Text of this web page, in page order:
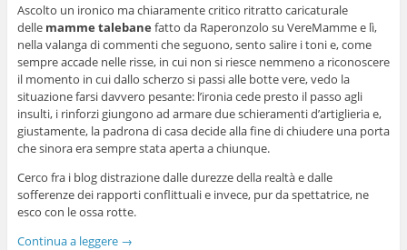
Ascolto un ironico ma chiaramente critico ritratto caricaturale
delle mamme talebane fatto da Raperonzolo su VereMamme e lì,
nella valanga di commenti che seguono, sento salire i toni e, come
sempre accade nelle risse, in cui non si riesce nemmeno a riconoscere
il momento in cui dallo scherzo si passi alle botte vere, vedo la
situazione farsi davvero pesante: l’ironia cede presto il passo agli
insulti, i rinforzi giungono ad armare due schieramenti d’artiglieria e,
giustamente, la padrona di casa decide alla fine di chiudere una porta
che sinora era sempre stata aperta a chiunque.
Cerco fra i blog distrazione dalle durezze della realtà e dalle
sofferenze dei rapporti conflittuali e invece, pur da spettatrice, ne
esco con le ossa rotte.
Continua a leggere →